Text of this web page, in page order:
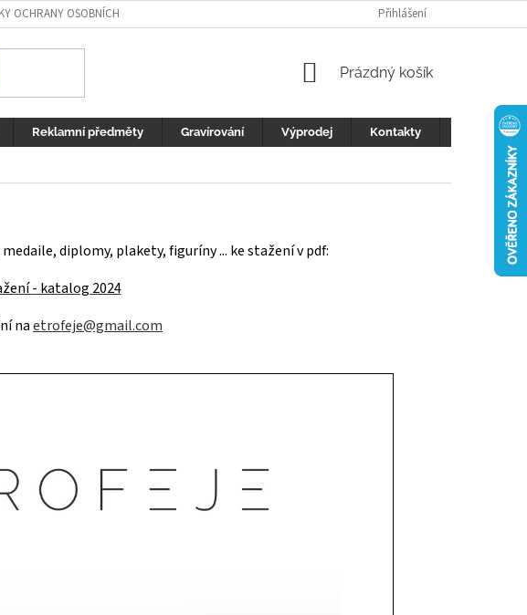
OCHRANY OSOBNÍCH ÚDAJŮ REKLAMACE
Přihlášení
NÁKUPNÍ
Prázdný košík
Reklamní předměty Gravírování Výprodej Kontakty
diplomy, plakety, figuríny ... ke stažení v pdf:
- katalog 2024
naetrofeje@gmail.com